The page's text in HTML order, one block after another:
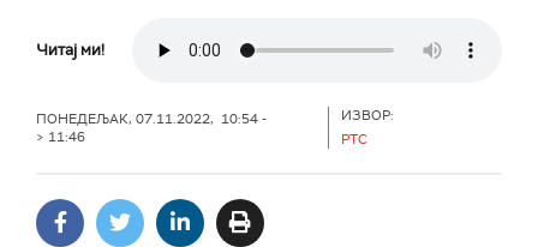
Читај ми!
ПОНЕДЕЉАК, 07.11.2022, 10:54 -
> 11:46
ИЗВОР:
РТС